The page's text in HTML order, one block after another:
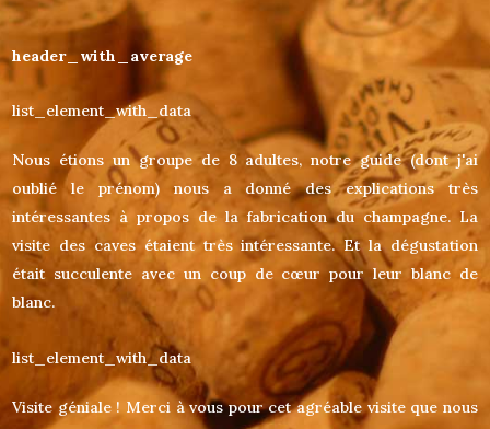
header_with_average
list_element_with_data
Nous étions un groupe de 8 adultes, notre guide (dont j'ai
oublié le prénom) nous a donné des explications très
intéressantes à propos de la fabrication du champagne. La
visite des caves étaient très intéressante. Et la dégustation
était succulente avec un coup de cœur pour leur blanc de
blanc.
list_element_with_data
Visite géniale ! Merci à vous pour cet agréable visite que nous